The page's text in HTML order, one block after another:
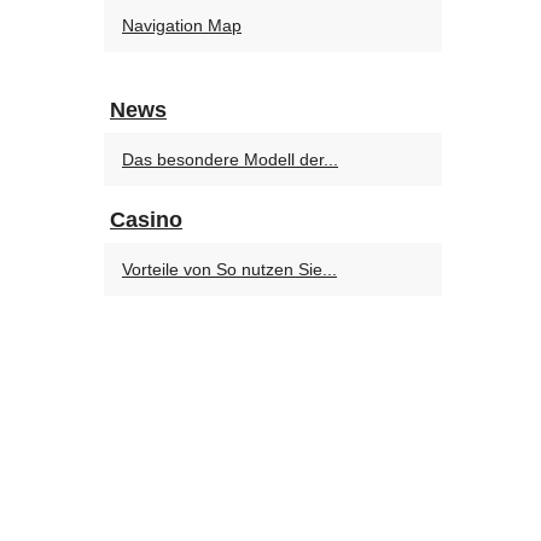
Navigation Map
News
Das besondere Modell der...
Casino
Vorteile von So nutzen Sie...